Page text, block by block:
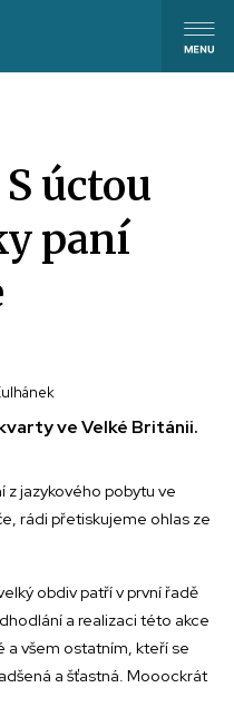
úctou
paní
ve Velké Británii.
jazykového pobytu ve
rádi přetiskujeme ohlas ze
obdiv patří v první řadě
a realizaci této akce
a všem ostatním, kteří se
a šťastná. Mooockrát